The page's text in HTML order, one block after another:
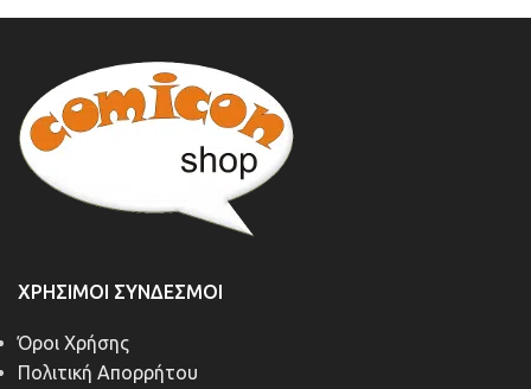
ΧΡΉΣΙΜΟΙ ΣΎΝΔΕΣΜΟΙ
Όροι Χρήσης
Πολιτική Απορρήτου